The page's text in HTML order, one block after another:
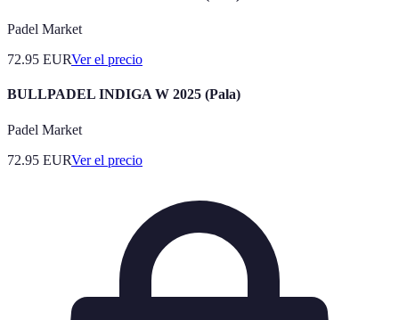
Padel Market
72.95 EURVer el precio
BULLPADEL INDIGA W 2025 (Pala)
Padel Market
72.95 EURVer el precio